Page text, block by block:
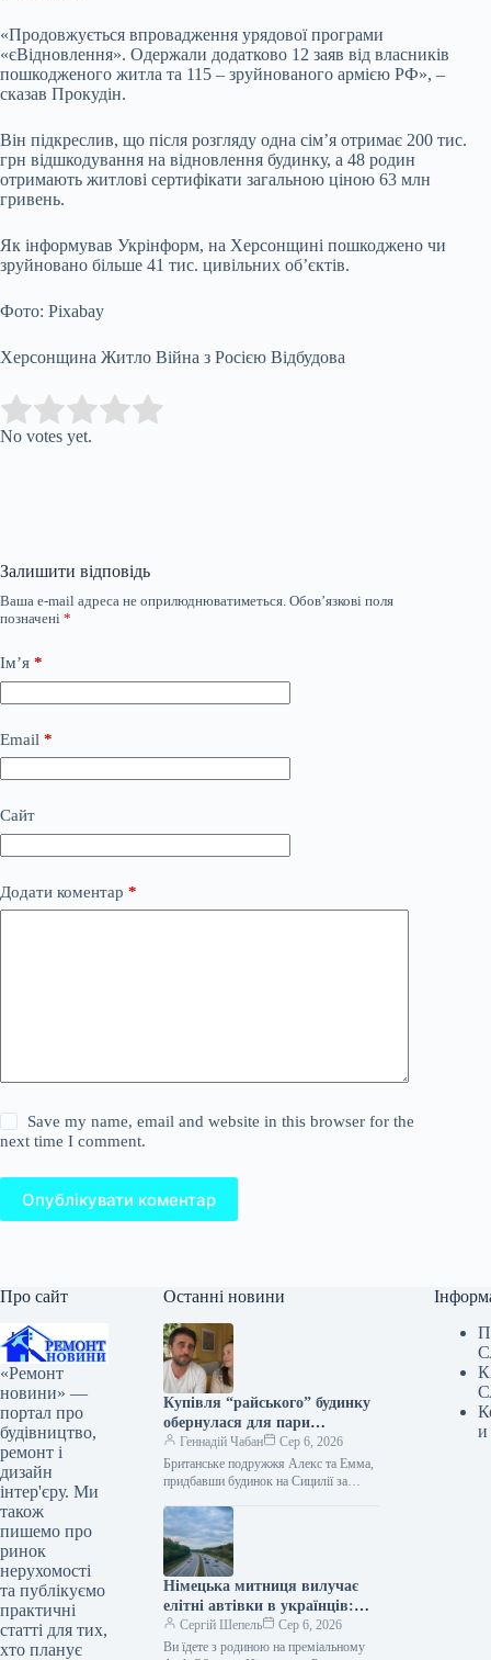
«Продовжується впровадження урядової програми
«єВідновлення». Одержали додатково 12 заяв від власників
пошкодженого житла та 115 – зруйнованого армією РФ», –
сказав Прокудін.
Він підкреслив, що після розгляду одна сім’я отримає 200 тис.
грн відшкодування на відновлення будинку, а 48 родин
отримають житлові сертифікати загальною ціною 63 млн
гривень.
Як інформував Укрінформ, на Херсонщині пошкоджено чи
зруйновано більше 41 тис. цивільних об’єктів.
Фото: Pixabay
Херсонщина Житло Війна з Росією Відбудова
Rate this item:
No votes yet.
Залишити відповідь
Ваша e-mail адреса не оприлюднюватиметься. Обов’язкові поля
позначені *
Ім’я *
Email *
Сайт
Додати коментар *
Save my name, email and website in this browser for the
next time I comment.
Опублікувати коментар
Про сайт
«Ремонт
новини» —
портал про
будівництво,
ремонт і
дизайн
інтер'єру. Ми
також
пишемо про
ринок
нерухомості
та публікуємо
практичні
статті для тих,
хто планує
Останні новини
Купівля “райського” будинку
обернулася для пари
фінансовою пасткою
Геннадій Чабан
Сер 6, 2026
Британське подружжя Алекс та Емма,
придбавши будинок на Сицилії за
несподіваними витратами на ремонт,
які ставлять…
Німецька митниця вилучає
елітні автівки в українців:
роль 24-го параграфа
Сергій Шепель
Сер 6, 2026
Ви їдете з родиною на преміальному
и